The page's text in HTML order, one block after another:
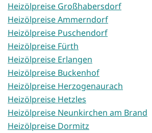
Heizölpreise Großhabersdorf
Heizölpreise Ammerndorf
Heizölpreise Puschendorf
Heizölpreise Fürth
Heizölpreise Erlangen
Heizölpreise Buckenhof
Heizölpreise Herzogenaurach
Heizölpreise Hetzles
Heizölpreise Neunkirchen am Brand
Heizölpreise Dormitz